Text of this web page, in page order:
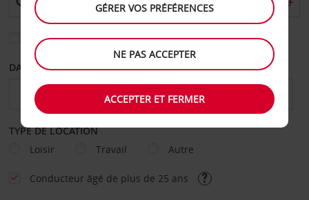
Sélectionnez une autre agence de retour
DATE DE DÉPART DATE DE RETOUR
TYPE DE LOCATION
Loisir
Travail Autre
Conducteur âgé de plus de 25 ans
GÉRER VOS PRÉFÉRENCES
NE PAS ACCEPTER
ACCEPTER ET FERMER